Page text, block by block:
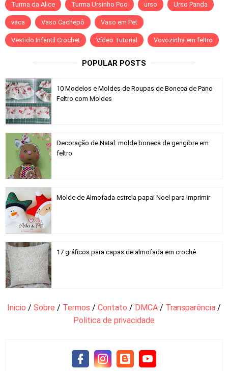
Turma da Alice Turma Ursinho Poo urso Urso Panda
vaca Vaso Cachepô Vaso em Pet
Vestido Infantil Crochet Vídeo Tutorial Vovozinha em feltro
POPULAR POSTS
10 Modelos e Moldes de Roupas de Boneca de Pano
Feltro com Moldes
Decoração de Natal: molde boneca de gengibre em
feltro
Molde de Almofada estrela papai Noel para imprimir
17 gráficos para capas de almofada em crochê
Inicio / Sobre / Termos / Contato / DMCA / Transparência /
Politica de privacidade